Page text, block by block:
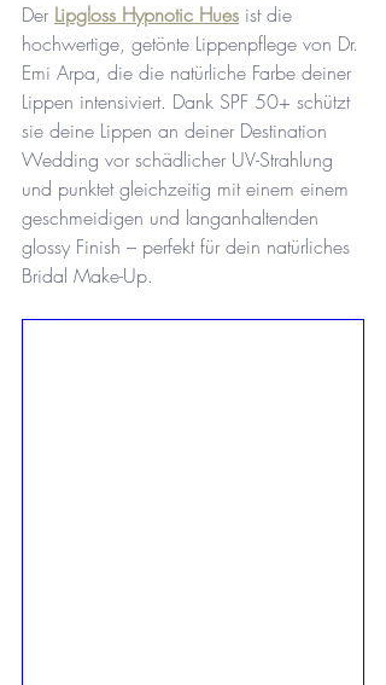
Der Lipgloss Hypnotic Hues ist die
hochwertige, getönte Lippenpflege von Dr.
Emi Arpa, die die natürliche Farbe deiner
Lippen intensiviert. Dank SPF 50+ schützt
sie deine Lippen an deiner Destination
Wedding vor schädlicher UV-Strahlung
und punktet gleichzeitig mit einem einem
geschmeidigen und langanhaltenden
glossy Finish – perfekt für dein natürliches
Bridal Make-Up.